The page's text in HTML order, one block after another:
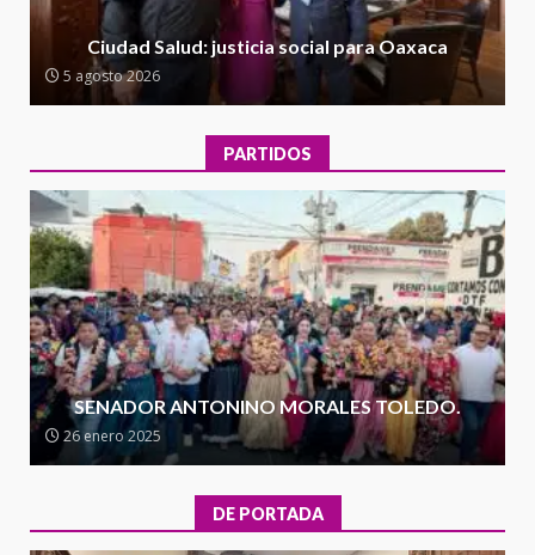
3
Encuentro de Ariadna Montiel
con el Gobernador Salomón Jara
Cruz reafirma la consolidación
de la transformación en
territorio oaxaqueño
30 julio 2026
4
presencia institucional en San
Juan Mazatlán
20 julio 2026
5
Sanciona Municipio de Oaxaca
de Juárez caso de maltrato
animal tras denuncia ciudadana
16 julio 2026
Detienen a Ernesto Ruffo en Baja
California; FGR lo investiga por
presuntos delitos de
Ciudad Salud: justicia social para Oaxaca
5 agosto 2026
PARTIDOS
SENADOR ANTONINO MORALES TOLEDO.
26 enero 2025
DE PORTADA